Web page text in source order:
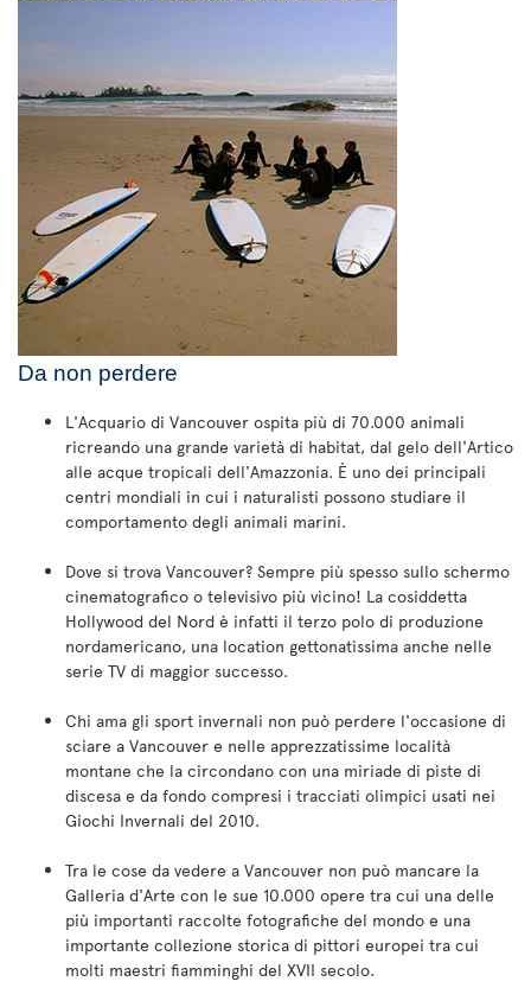
Da non perdere
L'Acquario di Vancouver ospita più di 70.000 animali
ricreando una grande varietà di habitat, dal gelo dell'Artico
alle acque tropicali dell'Amazzonia. È uno dei principali
centri mondiali in cui i naturalisti possono studiare il
comportamento degli animali marini.
Dove si trova Vancouver? Sempre più spesso sullo schermo
cinematografico o televisivo più vicino! La cosiddetta
Hollywood del Nord è infatti il terzo polo di produzione
nordamericano, una location gettonatissima anche nelle
serie TV di maggior successo.
Chi ama gli sport invernali non può perdere l'occasione di
sciare a Vancouver e nelle apprezzatissime località
montane che la circondano con una miriade di piste di
discesa e da fondo compresi i tracciati olimpici usati nei
Giochi Invernali del 2010.
Tra le cose da vedere a Vancouver non può mancare la
Galleria d'Arte con le sue 10.000 opere tra cui una delle
più importanti raccolte fotografiche del mondo e una
importante collezione storica di pittori europei tra cui
molti maestri fiamminghi del XVII secolo.